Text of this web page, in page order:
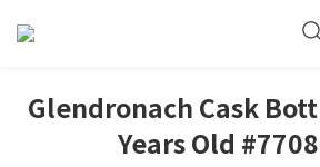
Glendronach Cask
Years Old